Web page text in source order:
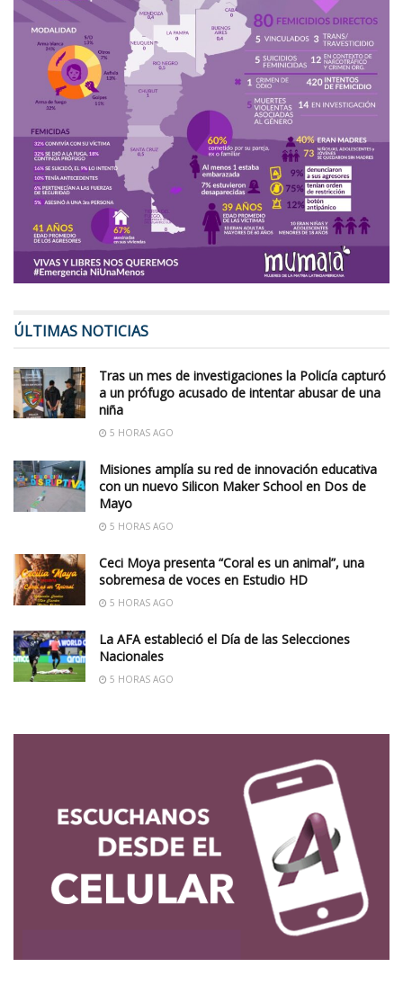
ÚLTIMAS NOTICIAS
Tras un mes de investigaciones la Policía capturó
a un prófugo acusado de intentar abusar de una
niña
5 HORAS AGO
Misiones amplía su red de innovación educativa
con un nuevo Silicon Maker School en Dos de
Mayo
5 HORAS AGO
Ceci Moya presenta “Coral es un animal”, una
sobremesa de voces en Estudio HD
5 HORAS AGO
La AFA estableció el Día de las Selecciones
Nacionales
5 HORAS AGO